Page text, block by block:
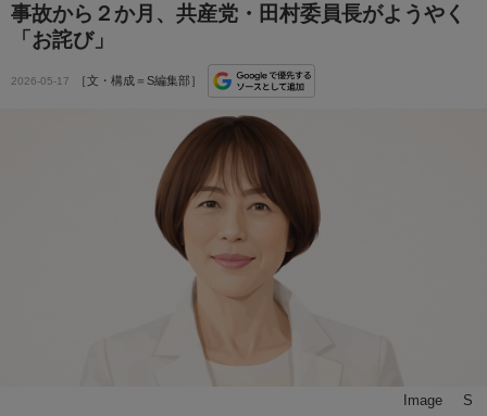
事故から２か月、共産党・田村委員長がようやく
「お詫び」
2026-05-17 ［文・構成＝S編集部］
Image © S